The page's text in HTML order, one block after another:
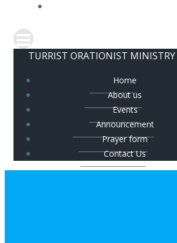
TURRIST ORATIONIST MINISTRY
Home
About us
Events
Announcement
Prayer form
Contact Us